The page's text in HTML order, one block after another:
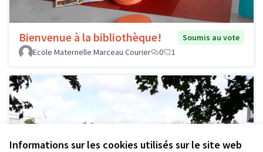
Informations sur les cookies utilisés sur le site web
Bienvenue à la bibliothèque!
Soumis au vote
Ecole Maternelle Marceau Courier
0 1